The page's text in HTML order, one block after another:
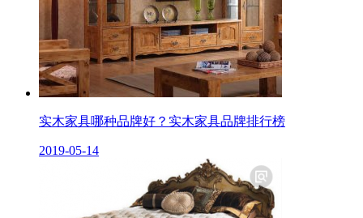
实木家具哪种品牌好？实木家具品牌排行榜
2019-05-14